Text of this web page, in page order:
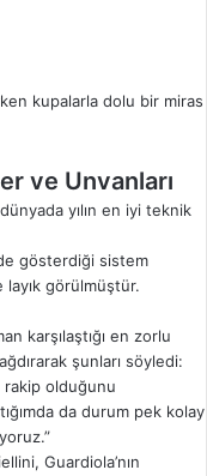
kupalarla dolu bir miras
ve Unvanları
yılın en iyi teknik
gösterdiği sistem
layık görülmüştür.
karşılaştığı en zorlu
şunları söyledi:
rakip olduğunu
da durum pek kolay
Guardiola’nın